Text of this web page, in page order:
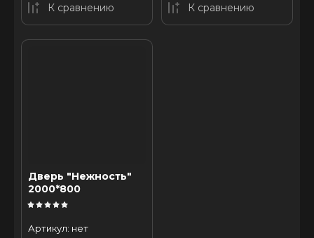
К сравнению К сравнению
Дверь "Нежность"
2000*800
Артикул: нет